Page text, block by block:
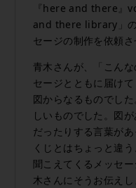
『here and there』
and there library」の
セージの制作を依頼さ
青木さんが、「こん
セージとともに届け
図からなるものでし
しいものでした。図
だったりする言葉が
くじとはちょっと違
聞こえてくるメッセ
木さんにそうお伝えし